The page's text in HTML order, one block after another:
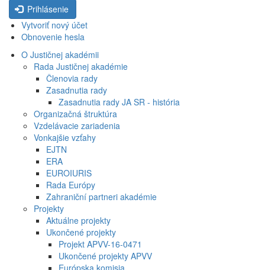
Prihlásenie
Vytvoriť nový účet
Obnovenie hesla
O Justičnej akadémii
Rada Justičnej akadémie
Členovia rady
Zasadnutia rady
Zasadnutia rady JA SR - história
Organizačná štruktúra
Vzdelávacie zariadenia
Vonkajšie vzťahy
EJTN
ERA
EUROIURIS
Rada Európy
Zahraniční partneri akadémie
Projekty
Aktuálne projekty
Ukončené projekty
Projekt APVV-16-0471
Ukončené projekty APVV
Európska komisia